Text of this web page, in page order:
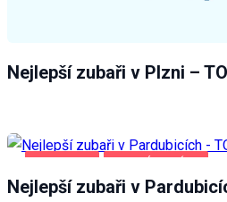
Nejlepší zubaři v Plzni –
Nejlepší zubaři v